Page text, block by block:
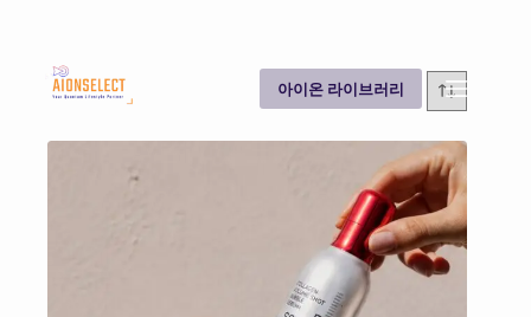
아이온 라이브러리